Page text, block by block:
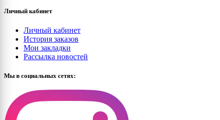
Личный кабинет
Личный кабинет
История заказов
Мои закладки
Рассылка новостей
Мы в социальных сетях: